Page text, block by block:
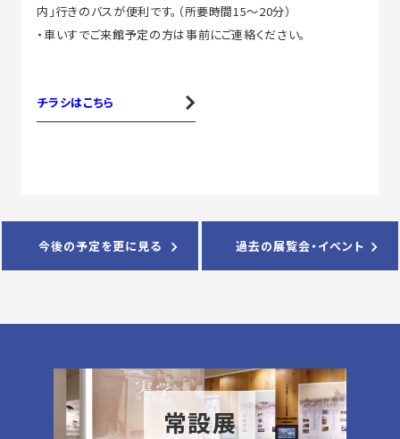
内」行きのバスが便利です。（所要時間15～20分）
・車いすでご来館予定の方は事前にご連絡ください。
チラシはこちら
今後の予定を更に見る 過去の展覧会・イベント
常設展